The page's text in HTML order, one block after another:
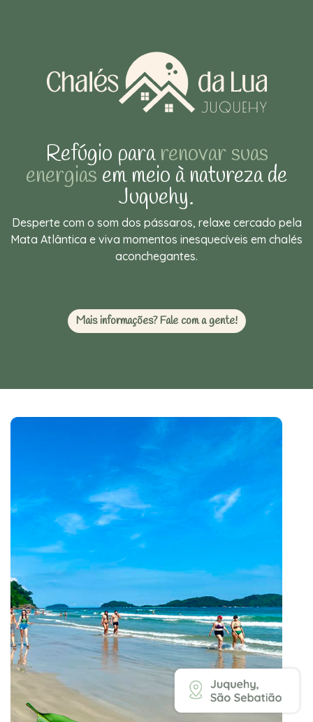
Refúgio pararenovar suas
energias em meio à natureza de
Juquehy.
Desperte com o som dos pássaros, relaxe cercado pela
Mata Atlântica e viva momentos inesquecíveis em chalés
aconchegantes.
Mais informações? Fale com a gente!